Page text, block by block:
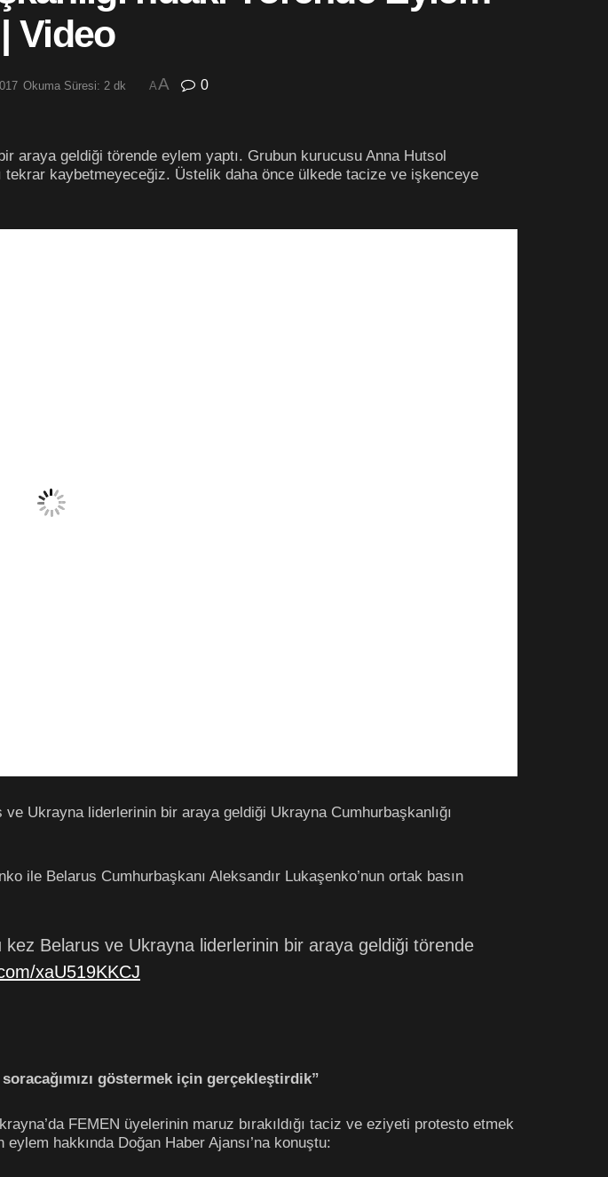
Video
Okuma Süresi: 2 dk AA 0
araya geldiği törende eylem yaptı. Grubun kurucusu Anna Hutsol
tekrar kaybetmeyeceğiz. Üstelik daha önce ülkede tacize ve işkenceye
Ukrayna liderlerinin bir araya geldiği Ukrayna Cumhurbaşkanlığı
ile Belarus Cumhurbaşkanı Aleksandır Lukaşenko’nun ortak basın
kez Belarus ve Ukrayna liderlerinin bir araya geldiği törende
xaU519KKCJ
göstermek için gerçekleştirdik”
FEMEN üyelerinin maruz bırakıldığı taciz ve eziyeti protesto etmek
hakkında Doğan Haber Ajansı’na konuştu: